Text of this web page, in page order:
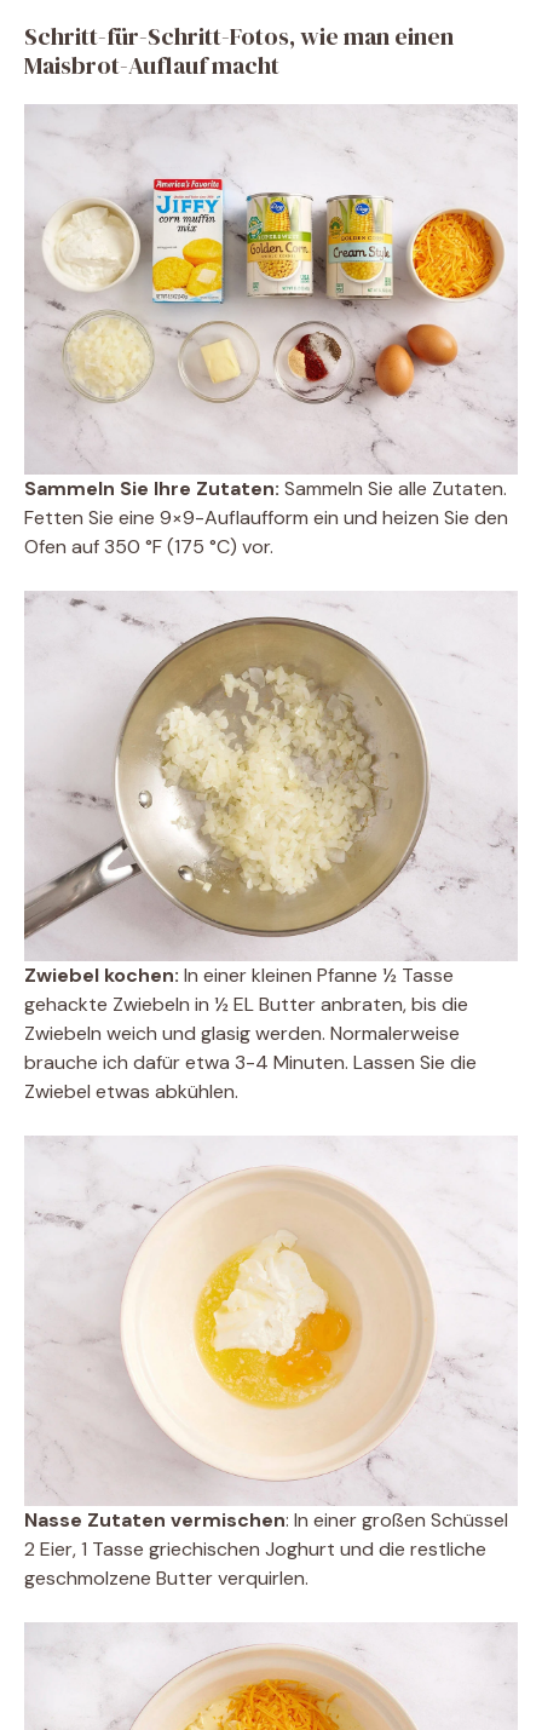
Schritt-für-Schritt-Fotos, wie man einen
Maisbrot-Auflauf macht
Sammeln Sie Ihre Zutaten: Sammeln Sie alle Zutaten.
Fetten Sie eine 9×9-Auflaufform ein und heizen Sie den
Ofen auf 350 °F (175 °C) vor.
Zwiebel kochen: In einer kleinen Pfanne ½ Tasse
gehackte Zwiebeln in ½ EL Butter anbraten, bis die
Zwiebeln weich und glasig werden. Normalerweise
brauche ich dafür etwa 3-4 Minuten. Lassen Sie die
Zwiebel etwas abkühlen.
Nasse Zutaten vermischen: In einer großen Schüssel
2 Eier, 1 Tasse griechischen Joghurt und die restliche
geschmolzene Butter verquirlen.